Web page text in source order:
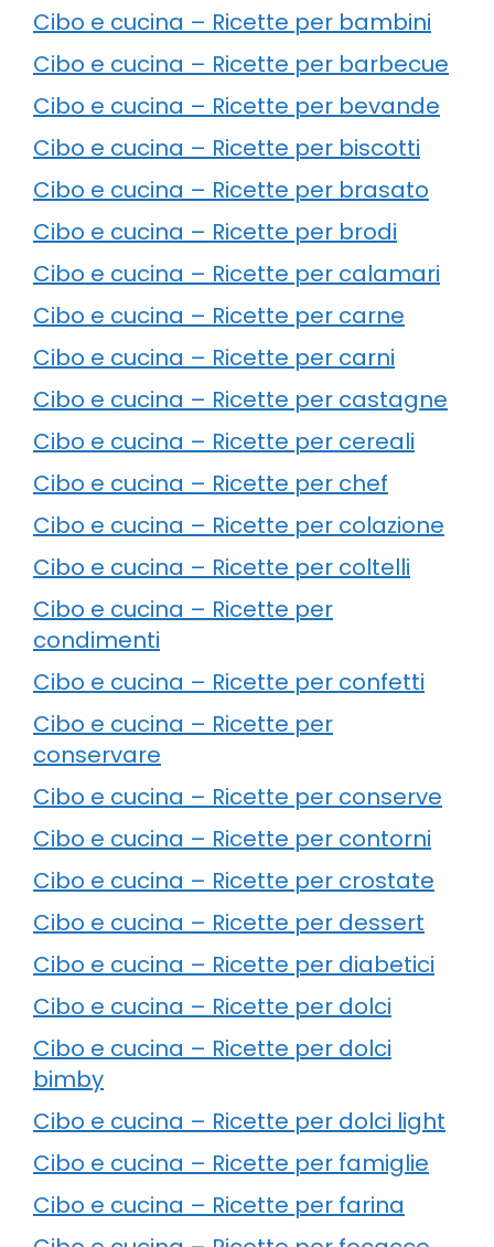
Cibo e cucina – Ricette per bambini
Cibo e cucina – Ricette per barbecue
Cibo e cucina – Ricette per bevande
Cibo e cucina – Ricette per biscotti
Cibo e cucina – Ricette per brasato
Cibo e cucina – Ricette per brodi
Cibo e cucina – Ricette per calamari
Cibo e cucina – Ricette per carne
Cibo e cucina – Ricette per carni
Cibo e cucina – Ricette per castagne
Cibo e cucina – Ricette per cereali
Cibo e cucina – Ricette per chef
Cibo e cucina – Ricette per colazione
Cibo e cucina – Ricette per coltelli
Cibo e cucina – Ricette per
condimenti
Cibo e cucina – Ricette per confetti
Cibo e cucina – Ricette per
conservare
Cibo e cucina – Ricette per conserve
Cibo e cucina – Ricette per contorni
Cibo e cucina – Ricette per crostate
Cibo e cucina – Ricette per dessert
Cibo e cucina – Ricette per diabetici
Cibo e cucina – Ricette per dolci
Cibo e cucina – Ricette per dolci
bimby
Cibo e cucina – Ricette per dolci light
Cibo e cucina – Ricette per famiglie
Cibo e cucina – Ricette per farina